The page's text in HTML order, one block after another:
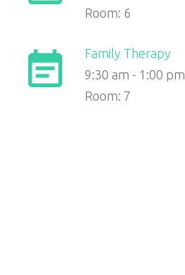
Room: 6
Family Therapy
9:30 am - 1:00 pm
Room: 7